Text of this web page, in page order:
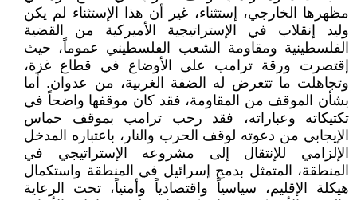
مظهرها الخارجي، إستثناء، غير أن هذا الإستثناء لم يكن
وليد إنقلاب في الإستراتيجية الأميركية من القضية
الفلسطينية ومقاومة الشعب الفلسطيني عموماً، حيث
إقتصرت ورقة ترامب على الأوضاع في قطاع غزة،
وتجاهلت ما تتعرض له الضفة الغربية، من عدوان. أما
بشأن الموقف من المقاومة، فقد كان موقفها واضحاً في
تكتيكاته وعباراته، فقد رحب ترامب بموقف حماس
الإيجابي من دعوته لوقف الحرب والنار، باعتباره المدخل
الإلزامي للإنتقال إلى مشروعه الإستراتيجي في
المنطقة، المتمثل بدمج إسرائيل في المنطقة واستكمال
هيكلة الإقليم، سياسياً واقتصادياً وأمنياً، تحت الرعاية